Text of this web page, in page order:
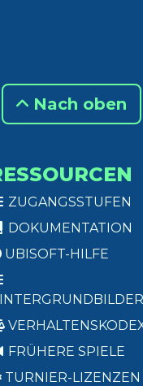
Nach oben
ZUGANGSSTUFEN
DOKUMENTATION
UBISOFT-HILFE
FRÜHERE SPIELE
TURNIER-LIZENZEN